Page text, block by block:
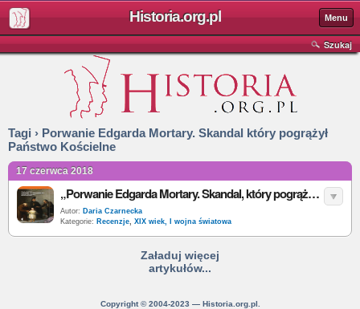
Historia.org.pl Menu
Szukaj
Tagi › Porwanie Edgarda Mortary. Skandal który pogrążył
Państwo Kościelne
17 czerwca 2018
„Porwanie Edgarda Mortary. Skandal, który pogrążył Państwo Kościelne” – D.I. Kertzer – recenzja
Autor: Daria Czarnecka
Kategorie: Recenzje, XIX wiek, I wojna światowa
Załaduj więcej
artykułów...
Copyright © 2004-2023 — Historia.org.pl.